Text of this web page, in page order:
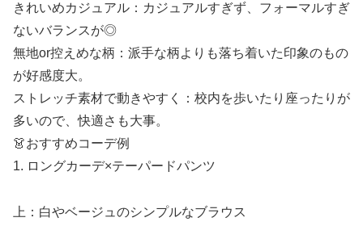
きれいめカジュアル：カジュアルすぎず、フォーマルすぎ
ないバランスが◎
無地or控えめな柄：派手な柄よりも落ち着いた印象のもの
が好感度大。
ストレッチ素材で動きやすく：校内を歩いたり座ったりが
多いので、快適さも大事。
👗おすすめコーデ例
1. ロングカーデ×テーパードパンツ
上：白やベージュのシンプルなブラウス